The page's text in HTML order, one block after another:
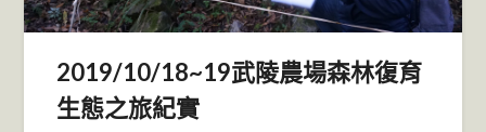
2019/10/18~19武陵農場森林復育
生態之旅紀實